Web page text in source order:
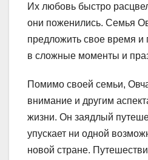
Их любовь быстро
они поженились. Семья
предложить свое время и
в сложные моменты и
Помимо своей семьи,
внимание и другим
жизни. Он заядлый
упускает ни одной
новой стране.